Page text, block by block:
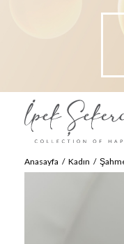
Anasayfa Kadın